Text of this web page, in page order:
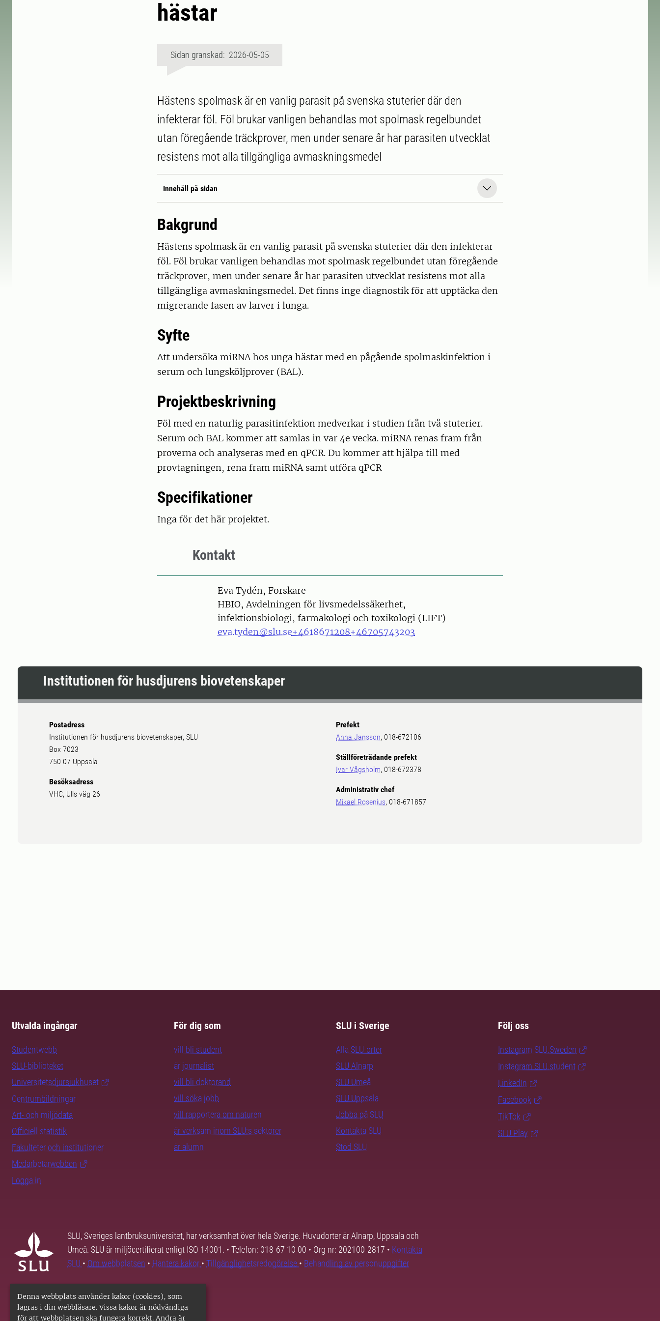
Denna webbplats använder kakor (cookies), som
lagras i din webbläsare. Vissa kakor är nödvändiga
för att webbplatsen ska fungera korrekt. Andra är
hästar
Sidan granskad: 2026-05-05
Hästens spolmask är en vanlig parasit på svenska stuterier där den
infekterar föl. Föl brukar vanligen behandlas mot spolmask regelbundet
utan föregående träckprover, men under senare år har parasiten utvecklat
resistens mot alla tillgängliga avmaskningsmedel
Innehåll på sidan
Bakgrund
Hästens spolmask är en vanlig parasit på svenska stuterier där den infekterar
föl. Föl brukar vanligen behandlas mot spolmask regelbundet utan föregående
träckprover, men under senare år har parasiten utvecklat resistens mot alla
tillgängliga avmaskningsmedel. Det finns inge diagnostik för att upptäcka den
migrerande fasen av larver i lunga.
Syfte
Att undersöka miRNA hos unga hästar med en pågående spolmaskinfektion i
serum och lungsköljprover (BAL).
Projektbeskrivning
Föl med en naturlig parasitinfektion medverkar i studien från två stuterier.
Serum och BAL kommer att samlas in var 4e vecka. miRNA renas fram från
proverna och analyseras med en qPCR. Du kommer att hjälpa till med
provtagningen, rena fram miRNA samt utföra qPCR
Specifikationer
Inga för det här projektet.
Kontakt
PersonEva Tydén, Forskare
HBIO, Avdelningen för livsmedelssäkerhet,
infektionsbiologi, farmakologi och toxikologi (LIFT)
eva.tyden@slu.se+4618671208+46705743203
Institutionen för husdjurens biovetenskaper
Postadress
Institutionen för husdjurens biovetenskaper, SLU
Box 7023
750 07 Uppsala
Besöksadress
VHC, Ulls väg 26
Prefekt
Anna Jansson, 018-672106
Ställföreträdande prefekt
Ivar Vågsholm, 018-672378
Administrativ chef
Mikael Rosenius, 018-671857
Utvalda ingångar
Studentwebb
SLU-biblioteket
Universitetsdjursjukhuset
Centrumbildningar
Art- och miljödata
Officiell statistik
Fakulteter och institutioner
Medarbetarwebben
Logga in
För dig som
vill bli student
är journalist
vill bli doktorand
vill söka jobb
vill rapportera om naturen
är verksam inom SLU:s sektorer
är alumn
SLU i Sverige
Alla SLU-orter
SLU Alnarp
SLU Umeå
SLU Uppsala
Jobba på SLU
Kontakta SLU
Stöd SLU
Följ oss
Instagram SLU.Sweden
Instagram SLU.student
LinkedIn
Facebook
TikTok
SLU Play
SLU, Sveriges lantbruksuniversitet, har verksamhet över hela Sverige. Huvudorter är Alnarp, Uppsala och
Umeå. SLU är miljöcertifierat enligt ISO 14001. • Telefon: 018-67 10 00 • Org nr: 202100-2817 • Kontakta
SLU • Om webbplatsen • Hantera kakor • Tillgänglighetsredogörelse • Behandling av personuppgifter